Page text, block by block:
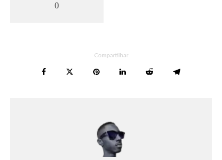
0
Compartilhar